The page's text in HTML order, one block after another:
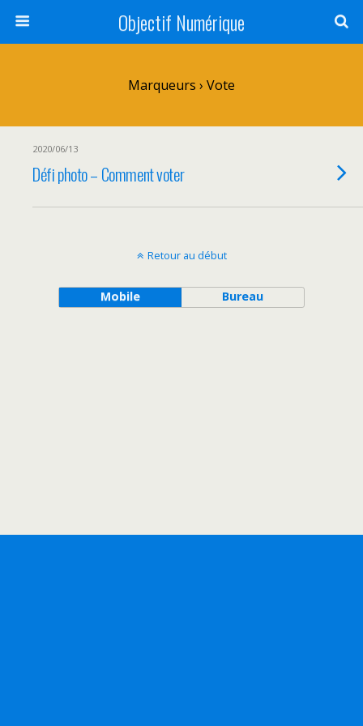
Objectif Numérique
Marqueurs › Vote
2020/06/13
Défi photo – Comment voter
Retour au début
Mobile Bureau